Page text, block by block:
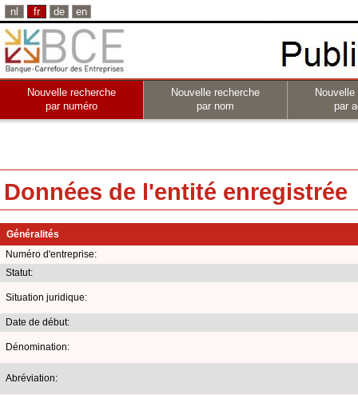
nl fr de en
Nouvelle recherche
par numéro
Nouvelle recherche
par nom
par
Données de l'entité enregistrée
Généralités
Numéro d'entreprise:
Statut:
Situation juridique:
Date de début:
Dénomination:
Abréviation: